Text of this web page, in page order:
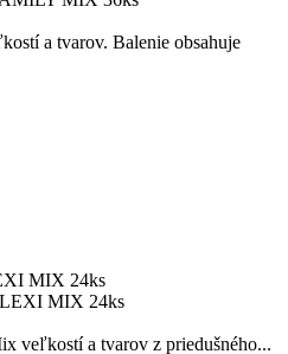
a tvarov. Balenie obsahuje
MIX 24ks
veľkostí a tvarov z priedušného...